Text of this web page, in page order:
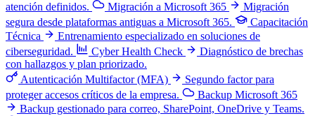
atención definidos.
Migración a Microsoft 365
Migración
segura desde plataformas antiguas a Microsoft 365.
Capacitación
Técnica
Entrenamiento especializado en soluciones de
ciberseguridad.
Cyber Health Check
Diagnóstico de brechas
con hallazgos y plan priorizado.
Autenticación Multifactor (MFA)
Segundo factor para
proteger accesos críticos de la empresa.
Backup Microsoft 365
Backup gestionado para correo, SharePoint, OneDrive y Teams.